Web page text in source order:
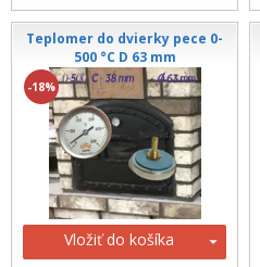
Teplomer do dvierky pece 0-
500 °C D 63 mm
-18%
Vložiť do košíka